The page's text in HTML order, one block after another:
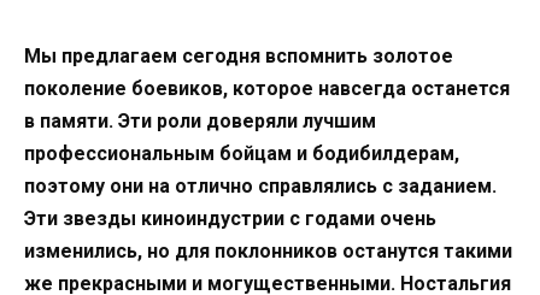
Мы предлагаем сегодня вспомнить золотое
поколение боевиков, которое навсегда останется
в памяти. Эти роли доверяли лучшим
профессиональным бойцам и бодибилдерам,
поэтому они на отлично справлялись с заданием.
Эти звезды киноиндустрии с годами очень
изменились, но для поклонников останутся такими
же прекрасными и могущественными. Ностальгия